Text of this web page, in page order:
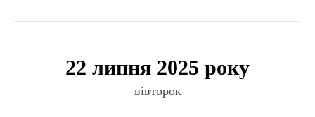
22 липня 2025 року
вівторок